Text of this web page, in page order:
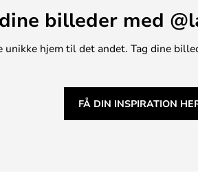
billeder med
hjem til det andet. Tag dine
FÅ DIN INSPIRATION